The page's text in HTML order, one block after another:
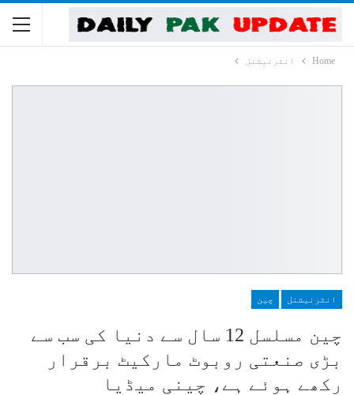
Home انٹرنیشنل
انٹرنیشنل چین
چین مسلسل 12 سال سے دنیا کی سب سے
بڑی صنعتی روبوٹ مارکیٹ برقرار
رکھے ہوئے ہے، چینی میڈیا